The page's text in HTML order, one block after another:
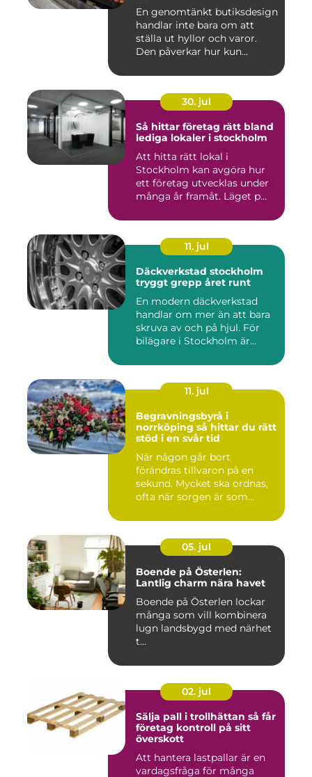
En genomtänkt butiksdesign
handlar inte bara om att
ställa ut hyllor och varor.
Den påverkar hur kun...
30. jul
Så hittar företag rätt bland
lediga lokaler i stockholm
Att hitta rätt lokal i
Stockholm kan avgöra hur
ett företag utvecklas under
många år framåt. Läget p...
11. jul
Däckverkstad stockholm
tryggt grepp året runt
En modern däckverkstad
handlar om mer än att bara
skruva av och på hjul. För
bilägare i Stockholm är...
11. jul
Begravningsbyrå i
norrköping så hittar du rätt
stöd i en svår tid
När någon går bort
förändras tillvaron på en
sekund. Mycket ska ordnas,
ofta när sorgen är som
05. jul
Boende på Österlen:
Lantlig charm nära havet
Boende på Österlen lockar
många som vill kombinera
lugn landsbygd med närhet
t...
02. jul
Sälja pall i trollhättan så får
företag kontroll på sitt
överskott
Att hantera lastpallar är en
vardagsfråga för många